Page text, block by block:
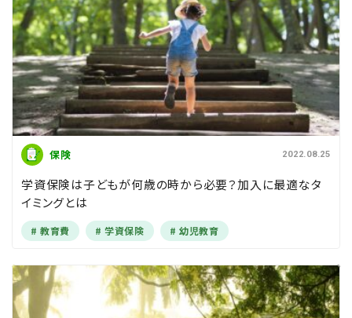
保険 2022.08.25
学資保険は子どもが何歳の時から必要？加入に最適なタ
イミングとは
教育費 学資保険 幼児教育